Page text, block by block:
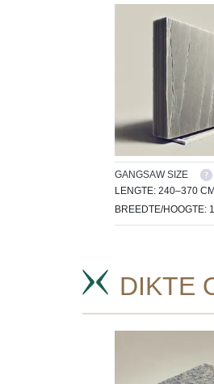
GANGSAW SIZE
LENGTE: 240–370 CM
BREEDTE/HOOGTE:
DIKTE